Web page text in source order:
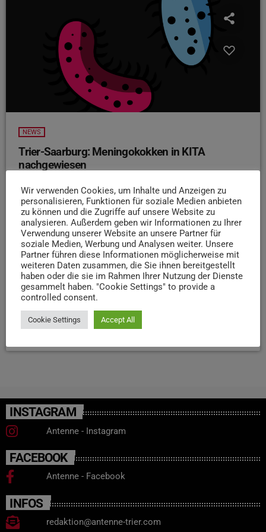
NEWS
Trier-Saarburg: Meningokokken in KITA
nachgewiesen
einen Fall von Meningokokken gegeben. Das berichtet der
Volksfreund. Nach Bekanntgabe des Falles reagierten das
Gesundheitsamt und das Klinikum Mutterhaus
anscheinend sofort. Insgesamt wurden 62 Kinder mit
einem Prophylaxe-Medikament versorgt. Unter
Meningokokken versteht man eine Form von Bakterien,
welche schwerwiegende Erkrankungen auslösen können.
Wie zum Beispiel eine Hirnhautentzündung oder
10. APRIL 2024
INSTAGRAM
Antenne - Instagram
FACEBOOK
Antenne - Facebook
INFOS
redaktion@antenne-trier.com
Wir verwenden Cookies, um Inhalte und Anzeigen zu
personalisieren, Funktionen für soziale Medien anbieten
zu können und die Zugriffe auf unsere Website zu
analysieren. Außerdem geben wir Informationen zu Ihrer
Verwendung unserer Website an unsere Partner für
soziale Medien, Werbung und Analysen weiter. Unsere
Partner führen diese Informationen möglicherweise mit
weiteren Daten zusammen, die Sie ihnen bereitgestellt
haben oder die sie im Rahmen Ihrer Nutzung der Dienste
gesammelt haben. "Cookie Settings" to provide a
controlled consent.
Cookie Settings Accept All